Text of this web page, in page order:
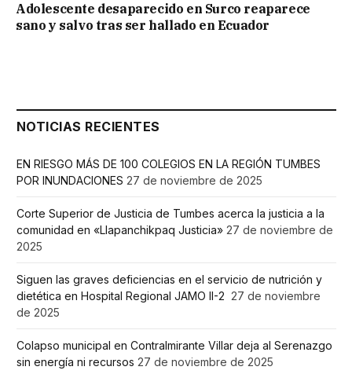
Adolescente desaparecido en Surco reaparece
sano y salvo tras ser hallado en Ecuador
NOTICIAS RECIENTES
EN RIESGO MÁS DE 100 COLEGIOS EN LA REGIÓN TUMBES
POR INUNDACIONES 27 de noviembre de 2025
Corte Superior de Justicia de Tumbes acerca la justicia a la
comunidad en «Llapanchikpaq Justicia» 27 de noviembre de
2025
Siguen las graves deficiencias en el servicio de nutrición y
dietética en Hospital Regional JAMO II-2 27 de noviembre
de 2025
Colapso municipal en Contralmirante Villar deja al Serenazgo
sin energía ni recursos 27 de noviembre de 2025